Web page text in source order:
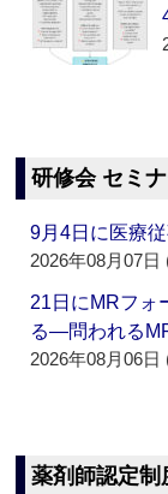
研修会 セミ
9月4日に医療
2026年08月07日
21日にMRフォ
る―問われる
2026年08月06日
薬剤師認定